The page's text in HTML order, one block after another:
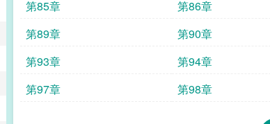
第85章
第86章
第89章
第90章
第93章
第94章
第97章
第98章